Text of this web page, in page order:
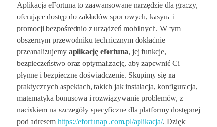
CAREERS
CONTACT US
Aplikacja eFortuna to zaawansowane narzędzie dla graczy,
oferujące dostęp do zakładów sportowych, kasyna i
promocji bezpośrednio z urządzeń mobilnych. W tym
obszernym przewodniku technicznym dokładnie
przeanalizujemy aplikację efortuna, jej funkcje,
bezpieczeństwo oraz optymalizację, aby zapewnić Ci
płynne i bezpieczne doświadczenie. Skupimy się na
praktycznych aspektach, takich jak instalacja, konfiguracja,
matematyka bonusowa i rozwiązywanie problemów, z
naciskiem na szczegóły specyficzne dla platformy dostępnej
pod adresem https://efortunapl.com.pl/aplikacja/. Dzięki